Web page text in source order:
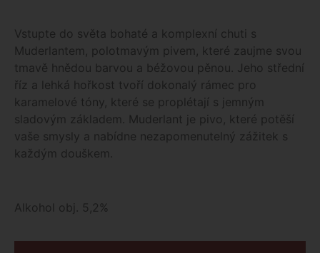
Vstupte do světa bohaté a komplexní chuti s
Muderlantem, polotmavým pivem, které zaujme svou
tmavě hnědou barvou a béžovou pěnou. Jeho střední
říz a lehká hořkost tvoří dokonalý rámec pro
karamelové tóny, které se proplétají s jemným
sladovým základem. Muderlant je pivo, které potěší
vaše smysly a nabídne nezapomenutelný zážitek s
každým douškem.
Alkohol obj. 5,2%